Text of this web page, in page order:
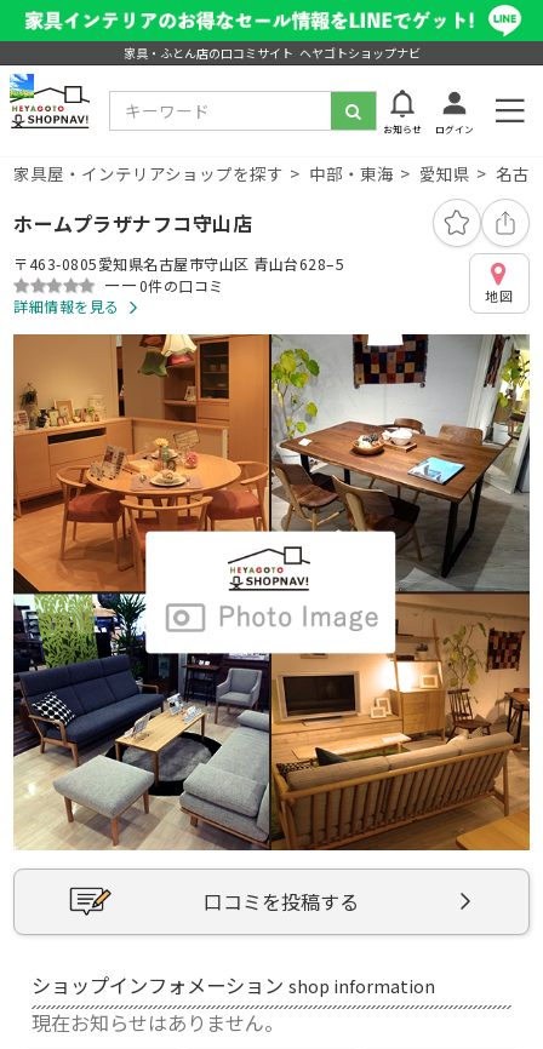
家具・ふとん店の口コミサイト ヘヤゴトショップナビ
お知らせ ログイン
家具屋・インテリアショップを探す 中部・東海 愛知県 名古
ホームプラザナフコ守山店
〒463-0805愛知県名古屋市守山区 青山台628–5
ーー0件の口コミ
詳細情報を見る
地図
口コミを投稿する
ショップインフォメーションshop information
現在お知らせはありません。